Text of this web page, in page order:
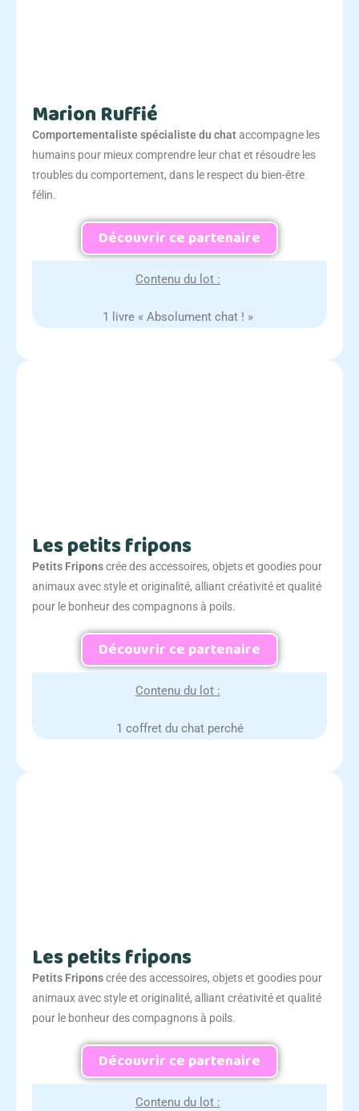
Marion Ruffié
Comportementaliste spécialiste du chataccompagne les
humains pour mieux comprendre leur chat et résoudre les
troubles du comportement, dans le respect du bien-être
félin.
Découvrir ce partenaire
Contenu du lot :
1 livre « Absolument chat ! »
Les petits fripons
Petits Friponscrée des accessoires, objets et goodies pour
animaux avec style et originalité, alliant créativité et qualité
pour le bonheur des compagnons à poils.
Découvrir ce partenaire
Contenu du lot :
1 coffret du chat perché
Les petits fripons
Petits Friponscrée des accessoires, objets et goodies pour
animaux avec style et originalité, alliant créativité et qualité
pour le bonheur des compagnons à poils.
Découvrir ce partenaire
Contenu du lot :